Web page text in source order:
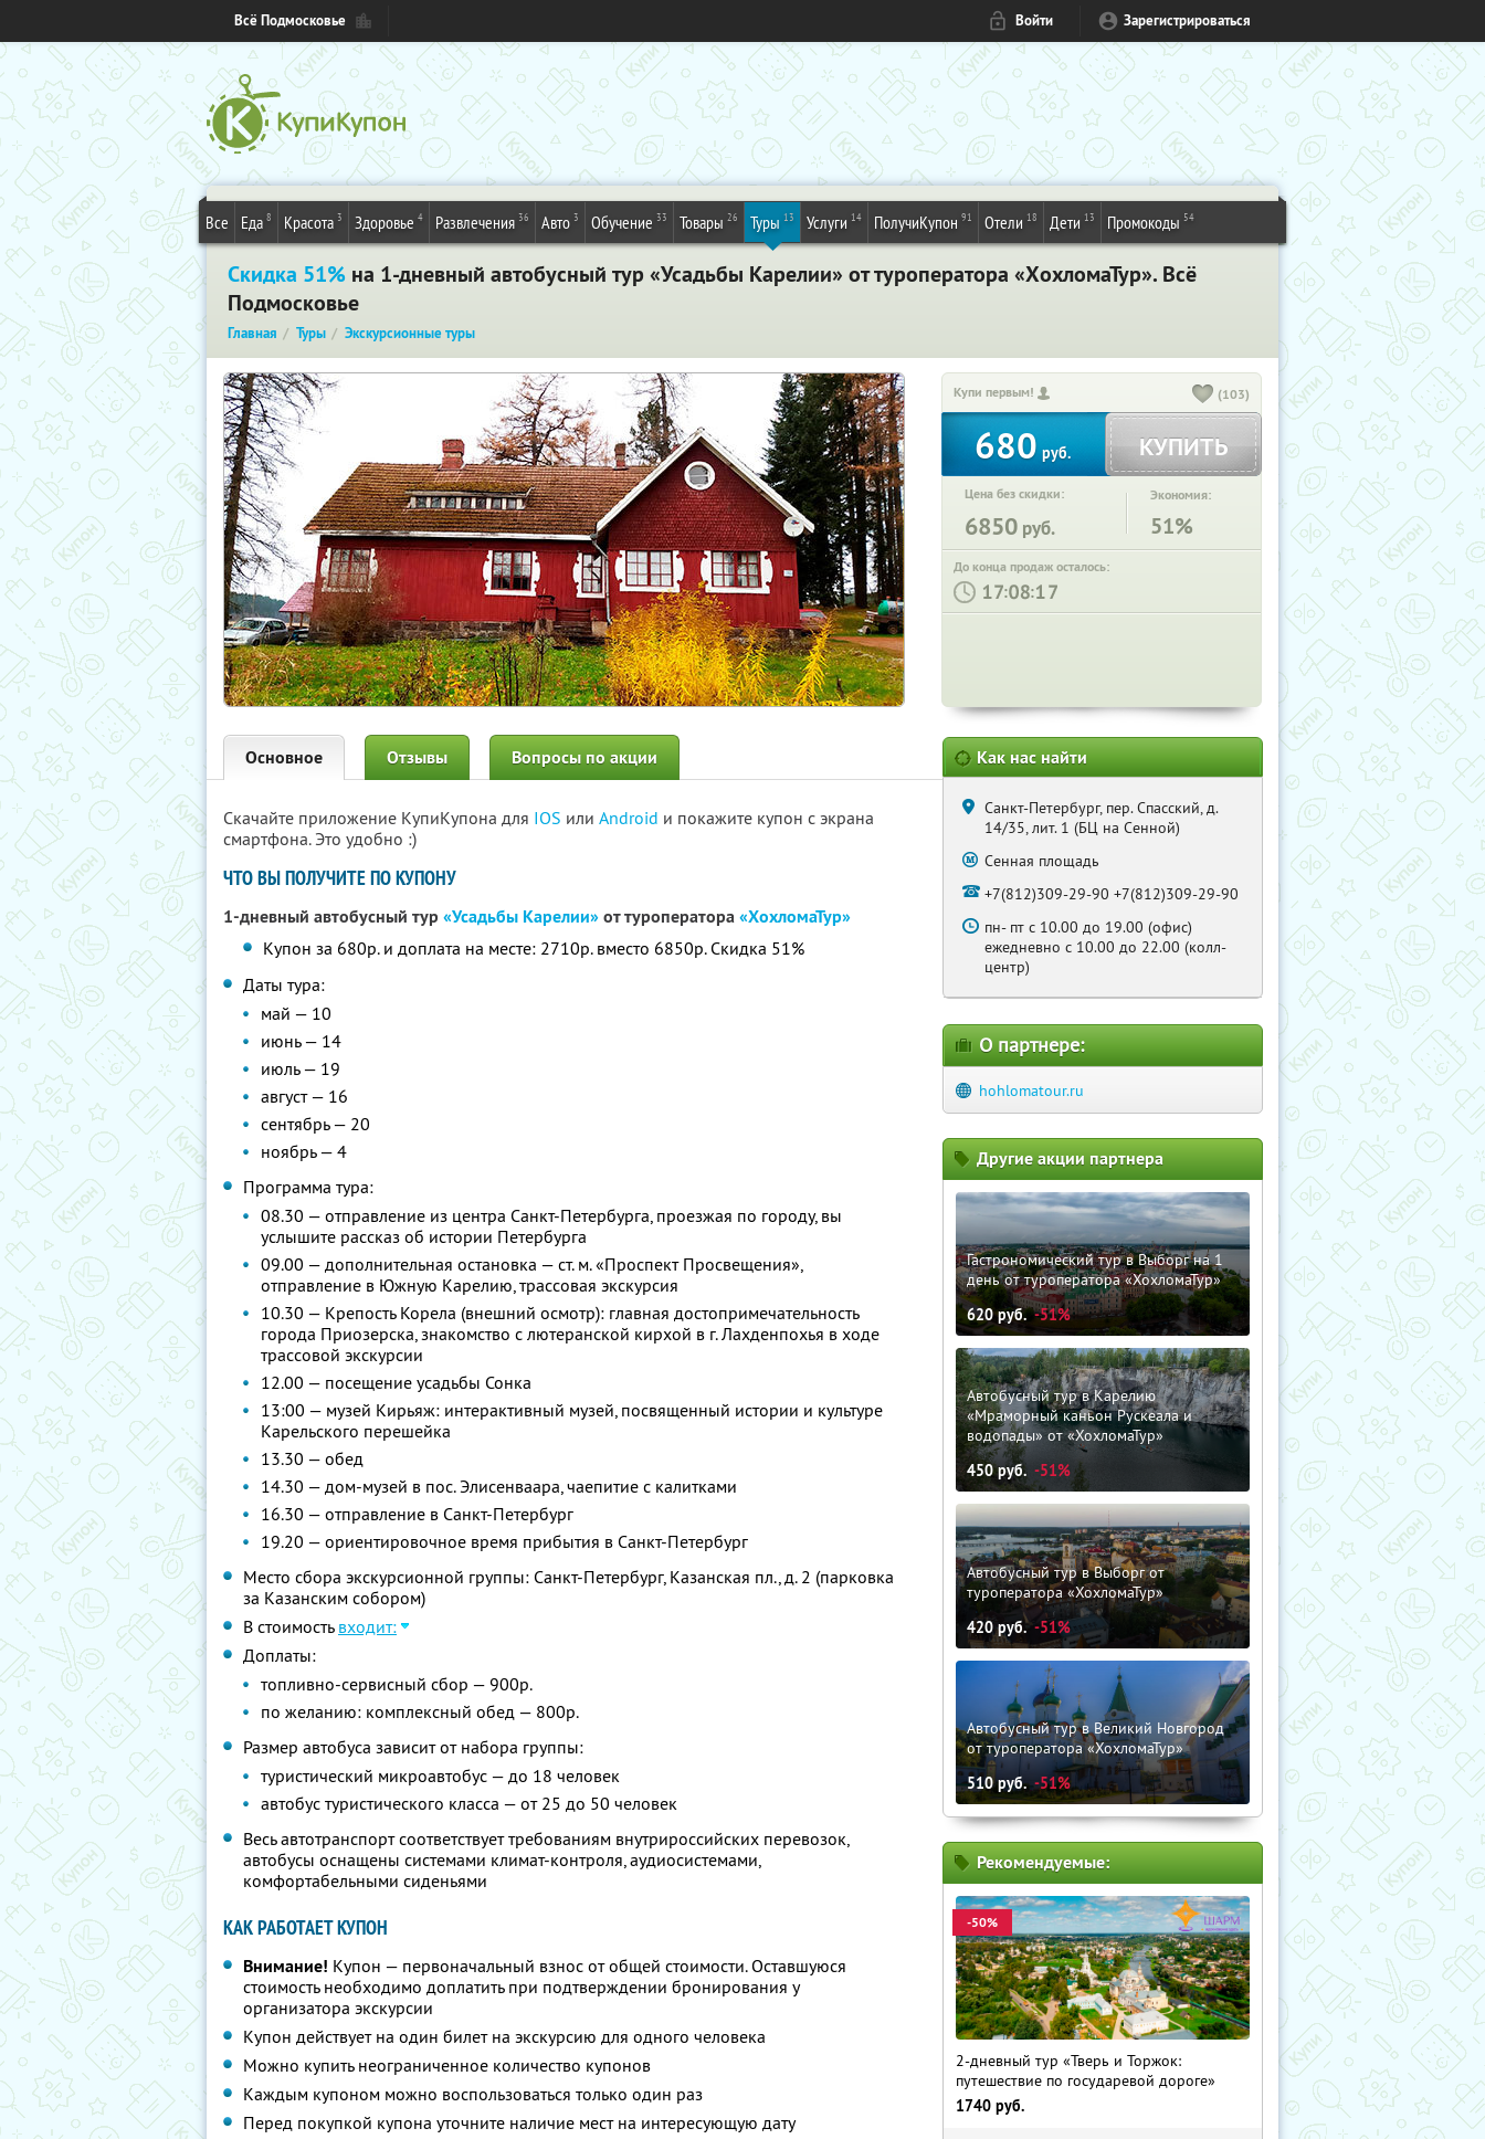
Всё Подмосковье Войти Зарегистрироваться
Все Еда 8 Красота 3 Здоровье 4 Развлечения 36 Авто 3 Обучение 33 Товары 26 Туры 13 Услуги 14 ПолучиКупон 91 Отели 18 Дети 13 Промокоды 54
Скидка 51% на 1-дневный автобусный тур «Усадьбы Карелии» от туроператора «ХохломаТур». Всё
Подмосковье
Главная Туры Экскурсионные туры
Купи первым! (103)
680 руб. КУПИТЬ
Цена без скидки:
6850 руб.
Экономия:
51%
До конца продаж осталось:
: :
Основное Отзывы Вопросы по акции
Скачайте приложение КупиКупона для IOS или Android и покажите купон с экрана
смартфона. Это удобно :)
ЧТО ВЫ ПОЛУЧИТЕ ПО КУПОНУ
1-дневный автобусный тур «Усадьбы Карелии»от туроператора«ХохломаТур»
Купон за 680р. и доплата на месте: 2710р. вместо 6850р. Скидка 51%
Даты тура:
май — 10
июнь — 14
июль — 19
август — 16
сентябрь — 20
ноябрь — 4
Программа тура:
08.30 — отправление из центра Санкт-Петербурга, проезжая по городу, вы
услышите рассказ об истории Петербурга
09.00 — дополнительная остановка — ст. м. «Проспект Просвещения»,
отправление в Южную Карелию, трассовая экскурсия
10.30 — Крепость Корела (внешний осмотр): главная достопримечательность
города Приозерска, знакомство с лютеранской кирхой в г. Лахденпохья в ходе
трассовой экскурсии
12.00 — посещение усадьбы Сонка
13:00 — музей Кирьяж: интерактивный музей, посвященный истории и культуре
Карельского перешейка
13.30 — обед
14.30 — дом-музей в пос. Элисенваара, чаепитие с калитками
16.30 — отправление в Санкт-Петербург
19.20 — ориентировочное время прибытия в Санкт-Петербург
Место сбора экскурсионной группы: Санкт-Петербург, Казанская пл., д. 2 (парковка
за Казанским собором)
В стоимость входит:
Доплаты:
топливно-сервисный сбор — 900р.
по желанию: комплексный обед — 800р.
Размер автобуса зависит от набора группы:
туристический микроавтобус — до 18 человек
автобус туристического класса — от 25 до 50 человек
Весь автотранспорт соответствует требованиям внутрироссийских перевозок,
автобусы оснащены системами климат-контроля, аудиосистемами,
комфортабельными сиденьями
КАК РАБОТАЕТ КУПОН
Внимание! Купон — первоначальный взнос от общей стоимости. Оставшуюся
стоимость необходимо доплатить при подтверждении бронирования у
организатора экскурсии
Купон действует на один билет на экскурсию для одного человека
Можно купить неограниченное количество купонов
Каждым купоном можно воспользоваться только один раз
Перед покупкой купона уточните наличие мест на интересующую дату
Как нас найти
Санкт-Петербург, пер. Спасский, д.
14/35, лит. 1 (БЦ на Сенной)
Сенная площадь
+7(812)309-29-90 +7(812)309-29-90
пн- пт с 10.00 до 19.00 (офис)
ежедневно с 10.00 до 22.00 (колл-
центр)
О партнере:
hohlomatour.ru
Другие акции партнера
Гастрономический тур в Выборг на 1
день от туроператора «ХохломаТур»
620руб. -51%
Автобусный тур в Карелию
«Мраморный каньон Рускеала и
водопады» от «ХохломаТур»
450руб. -51%
Автобусный тур в Выборг от
туроператора «ХохломаТур»
420руб. -51%
Автобусный тур в Великий Новгород
от туроператора «ХохломаТур»
510руб. -51%
Рекомендуемые:
-50%
2-дневный тур «Тверь и Торжок:
путешествие по государевой дороге»
1740 руб.